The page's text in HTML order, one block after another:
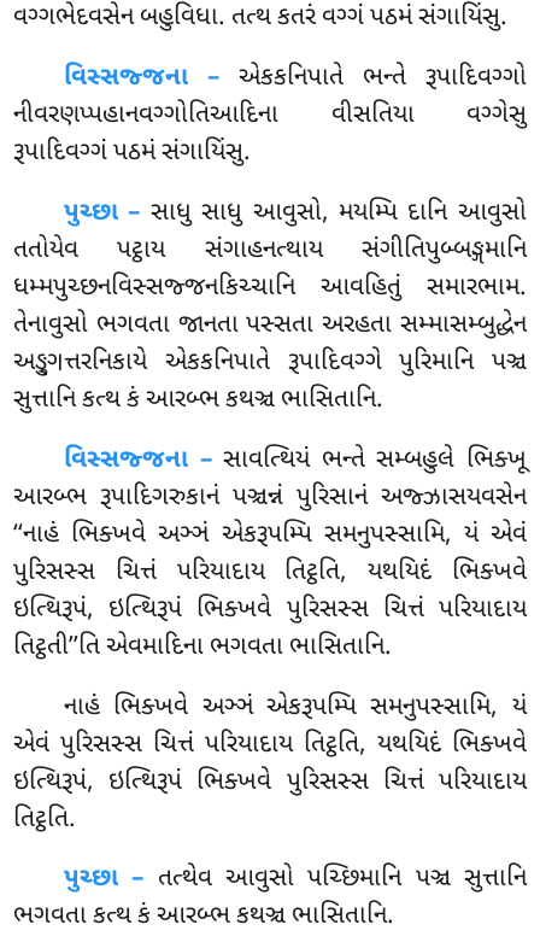
વગ્ગભેદવસેન બહુવિધા. તત્થ કતરં વગ્ગં પઠમં સંગાયિંસુ.
વિસ્સજ્જના –એકકનિપાતે ભન્તે રૂપાદિવગ્ગો
નીવરણપ્પહાનવગ્ગોતિઆદિના વીસતિયા વગ્ગેસુ
રૂપાદિવગ્ગં પઠમં સંગાયિંસુ.
પુચ્છા – સાધુ સાધુ આવુસો, મયમ્પિ દાનિ આવુસો
તતોયેવ પટ્ઠાય સંગાહનત્થાય સંગીતિપુબ્બઙ્ગમાનિ
ધમ્મપુચ્છનવિસ્સજ્જનકિચ્ચાનિ આવહિતું સમારભામ.
તેનાવુસો ભગવતા જાનતા પસ્સતા અરહતા સમ્માસમ્બુદ્ધેન
અઙ્ગુત્તરનિકાયે એકકનિપાતે રૂપાદિવગ્ગે પુરિમાનિ પઞ્ચ
સુત્તાનિ કત્થ કં આરબ્ભ કથઞ્ચ ભાસિતાનિ.
વિસ્સજ્જના –સાવત્થિયં ભન્તે સમ્બહુલે ભિક્ખૂ
આરબ્ભ રૂપાદિગરુકાનં પઞ્ચન્નં પુરિસાનં અજ્ઝાસયવસેન
‘‘નાહં ભિક્ખવે અઞ્ઞં એકરૂપમ્પિ સમનુપસ્સામિ, યં એવં
પુરિસસ્સ ચિત્તં પરિયાદાય તિટ્ઠતિ, યથયિદં ભિક્ખવે
ઇત્થિરૂપં, ઇત્થિરૂપં ભિક્ખવે પુરિસસ્સ ચિત્તં પરિયાદાય
તિટ્ઠતી’’તિ એવમાદિના ભગવતા ભાસિતાનિ.
નાહં ભિક્ખવે અઞ્ઞં એકરૂપમ્પિ સમનુપસ્સામિ, યં
એવં પુરિસસ્સ ચિત્તં પરિયાદાય તિટ્ઠતિ, યથયિદં ભિક્ખવે
ઇત્થિરૂપં, ઇત્થિરૂપં ભિક્ખવે પુરિસસ્સ ચિત્તં પરિયાદાય
તિટ્ઠતિ.
પુચ્છા – તત્થેવ આવુસો પચ્છિમાનિ પઞ્ચ સુત્તાનિ
ભગવતા કત્થ કં આરબ્ભ કથઞ્ચ ભાસિતાનિ.